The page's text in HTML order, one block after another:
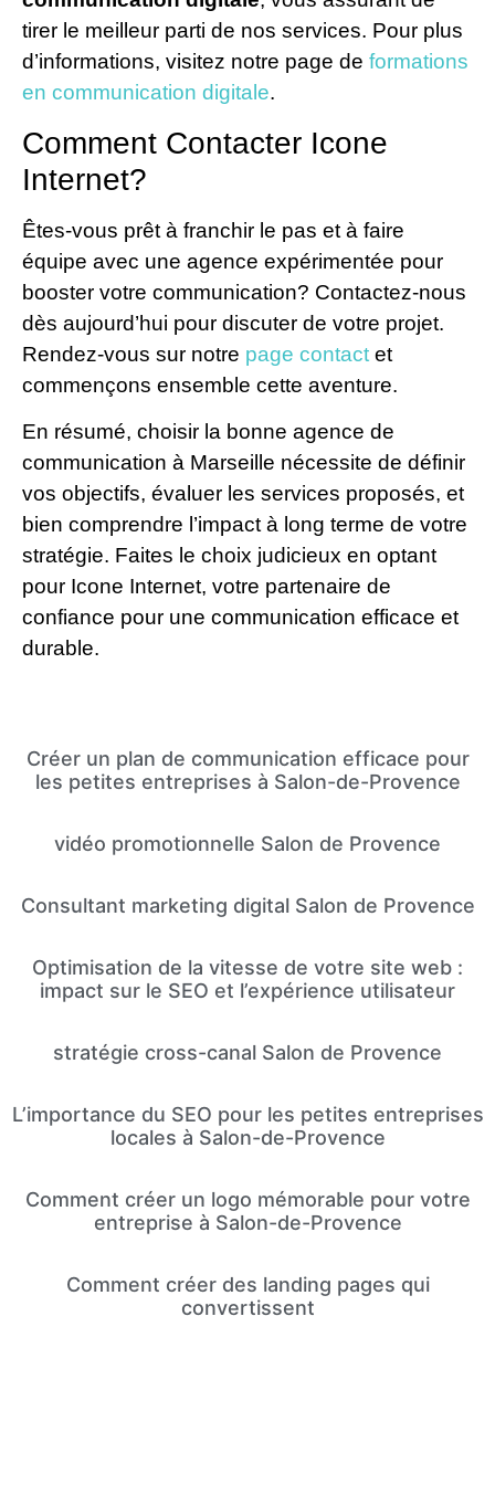
tirer le meilleur parti de nos services. Pour plus
d’informations, visitez notre page de formations
en communication digitale.
Comment Contacter Icone
Internet?
Êtes-vous prêt à franchir le pas et à faire
équipe avec une agence expérimentée pour
booster votre communication? Contactez-nous
dès aujourd’hui pour discuter de votre projet.
Rendez-vous sur notre page contact et
commençons ensemble cette aventure.
En résumé, choisir la bonne agence de
communication à Marseille nécessite de définir
vos objectifs, évaluer les services proposés, et
bien comprendre l’impact à long terme de votre
stratégie. Faites le choix judicieux en optant
pour Icone Internet, votre partenaire de
confiance pour une communication efficace et
durable.
Créer un plan de communication efficace pour
les petites entreprises à Salon-de-Provence
vidéo promotionnelle Salon de Provence
Consultant marketing digital Salon de Provence
Optimisation de la vitesse de votre site web :
impact sur le SEO et l’expérience utilisateur
stratégie cross-canal Salon de Provence
L’importance du SEO pour les petites entreprises
locales à Salon-de-Provence
Comment créer un logo mémorable pour votre
entreprise à Salon-de-Provence
Comment créer des landing pages qui
convertissent